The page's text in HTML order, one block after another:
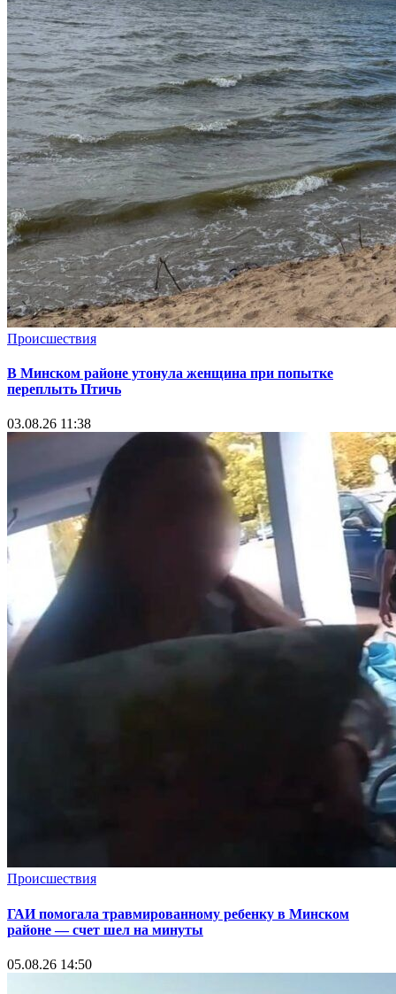
Происшествия
В Минском районе утонула женщина при попытке
переплыть Птичь
03.08.26 11:38
Происшествия
ГАИ помогала травмированному ребенку в Минском
районе — счет шел на минуты
05.08.26 14:50